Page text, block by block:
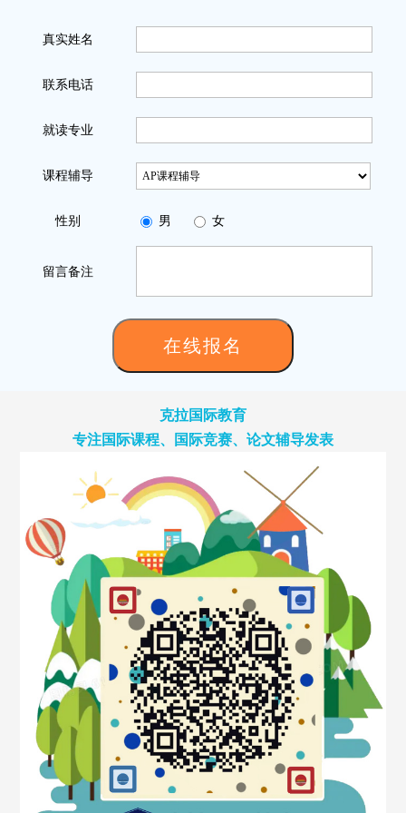
真实姓名
联系电话
就读专业
课程辅导
性别 男 女
留言备注
克拉国际教育
专注国际课程、国际竞赛、论文辅导发表